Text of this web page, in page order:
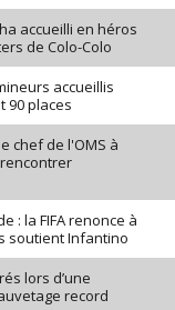
accueilli en héros
de Colo-Colo
accueillis
90 places
chef de l'OMS à
: la FIFA renonce à
soutient Infantino
lors d’une
record